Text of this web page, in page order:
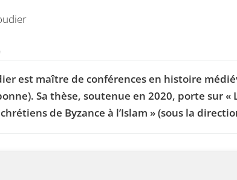
est maître de conférences en histoire
Sa thèse, soutenue en 2020, porte sur «
de Byzance à l’Islam » (sous la